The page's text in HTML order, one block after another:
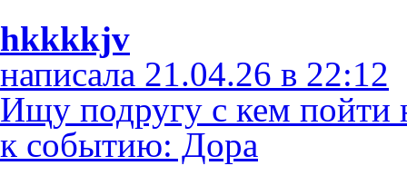
hkkkkjv
написала 21.04.26 в 22:12
Ищу подругу с кем пойти
к событию: Дора